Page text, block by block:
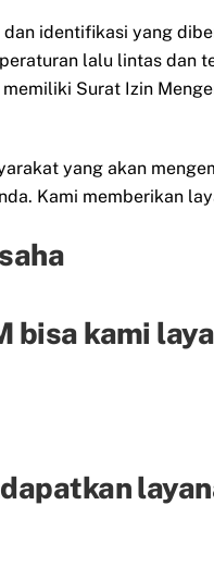
identifikasi yang
lalu lintas
Surat Izin
yang akan
Kami memberikan
bisa kami